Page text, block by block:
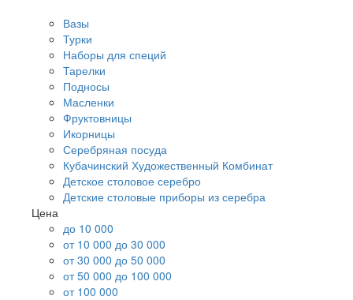
Вазы
Турки
Наборы для специй
Тарелки
Подносы
Масленки
Фруктовницы
Икорницы
Серебряная посуда
Кубачинский Художественный Комбинат
Детское столовое серебро
Детские столовые приборы из серебра
Цена
до 10 000
от 10 000 до 30 000
от 30 000 до 50 000
от 50 000 до 100 000
от 100 000